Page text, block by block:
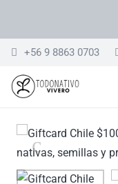
+56 9 8863 0703